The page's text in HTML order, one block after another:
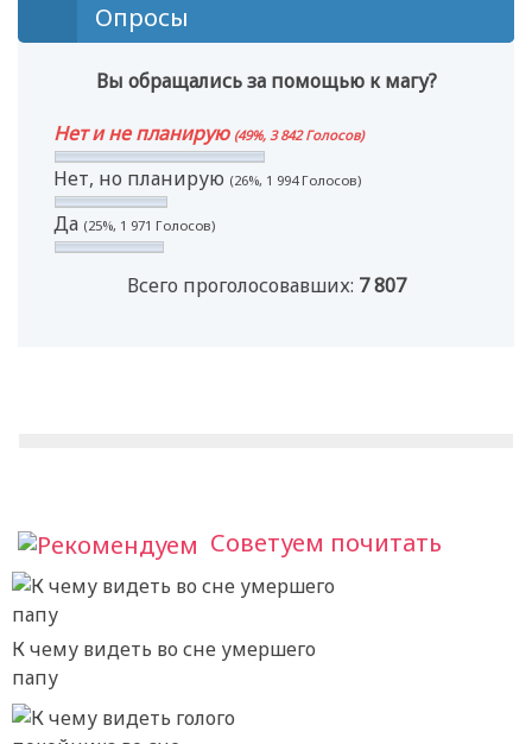
Опросы
Вы обращались за помощью к магу?
Нет и не планирую (49%, 3 842 Голосов)
Нет, но планирую (26%, 1 994 Голосов)
Да (25%, 1 971 Голосов)
Всего проголосовавших: 7 807
Советуем почитать
К чему видеть во сне умершего
папу